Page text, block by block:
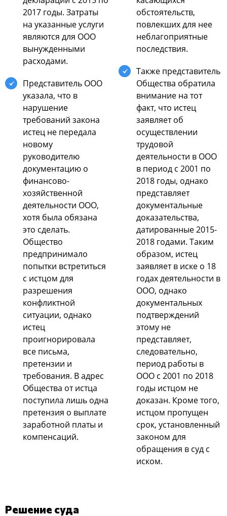
2017 годы. Затраты
на указанные услуги
являются для ООО
вынужденными
расходами.
Представитель ООО
указала, что в
нарушение
требований закона
истец не передала
новому
руководителю
документацию о
финансово-
хозяйственной
деятельности ООО,
хотя была обязана
это сделать.
Общество
предпринимало
попытки встретиться
с истцом для
разрешения
конфликтной
ситуации, однако
истец
проигнорировала
все письма,
претензии и
требования. В адрес
Общества от истца
поступила лишь одна
претензия о выплате
заработной платы и
компенсаций.
обстоятельств,
повлекших для нее
неблагоприятные
последствия.
Также представитель
Общества обратила
внимание на тот
факт, что истец
заявляет об
осуществлении
трудовой
деятельности в ООО
в период с 2001 по
2018 годы, однако
представляет
документальные
доказательства,
датированные 2015-
2018 годами. Таким
образом, истец
заявляет в иске о 18
годах деятельности в
ООО, однако
документальных
подтверждений
этому не
представляет,
следовательно,
период работы в
ООО с 2001 по 2018
годы истцом не
доказан. Кроме того,
истцом пропущен
срок, установленный
законом для
обращения в суд с
иском.
Решение суда